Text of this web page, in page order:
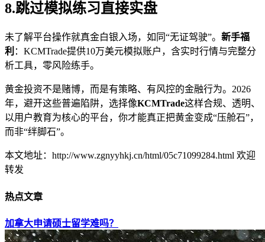
8.跳过模拟练习直接实盘
未了解平台操作就真金白银入场，如同“无证驾驶”。 新手福
利 ：KCMTrade提供10万美元模拟账户，含实时行情与完整分
析工具，零风险练手。
黄金投资不是赌博，而是有策略、有风控的金融行为。2026
年，避开这些普遍陷阱，选择像KCMTrade这样合规、透明、
以用户教育为核心的平台，你才能真正把黄金变成“压舱石”，
而非“绊脚石”。
本文地址：http://www.zgnyyhkj.cn/html/05c71099284.html 欢迎
转发
热点文章
加拿大申请硕士留学难吗？